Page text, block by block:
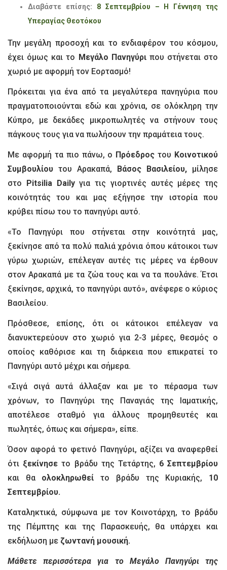
Διαβάστε επίσης: 8 Σεπτεμβρίου – Η Γέννηση της
Υπεραγίας Θεοτόκου
Την μεγάλη προσοχή και το ενδιαφέρον του κόσμου,
έχει όμως και το Μεγάλο Πανηγύριπου στήνεται στο
χωριό με αφορμή τον Εορτασμό!
Πρόκειται για ένα από τα μεγαλύτερα πανηγύρια που
πραγματοποιούνται εδώ και χρόνια, σε ολόκληρη την
Κύπρο, με δεκάδες μικροπωλητές να στήνουν τους
πάγκους τους για να πωλήσουν την πραμάτεια τους.
Με αφορμή τα πιο πάνω, ο Πρόεδρος του Κοινοτικού
Συμβουλίου του Αρακαπά, Βάσος Βασιλείου, μίλησε
στο
Pitsilia Dailyγια τις γιορτινές αυτές μέρες της
κοινότητάς του και μας εξήγησε την ιστορία που
κρύβει πίσω του το πανηγύρι αυτό.
«Το Πανηγύρι που στήνεται στην κοινότητά μας,
ξεκίνησε από τα πολύ παλιά χρόνια όπου κάτοικοι των
γύρω χωριών, επέλεγαν αυτές τις μέρες να έρθουν
στον Αρακαπά με τα ζώα τους και να τα πουλάνε. Έτσι
ξεκίνησε, αρχικά, το πανηγύρι αυτό», ανέφερε ο κύριος
Βασιλείου.
Πρόσθεσε, επίσης, ότι οι κάτοικοι επέλεγαν να
διανυκτερεύουν στο χωριό για 2-3 μέρες, θεσμός ο
οποίος καθόρισε και τη διάρκεια που επικρατεί το
Πανηγύρι αυτό μέχρι και σήμερα.
«Σιγά σιγά αυτά άλλαξαν και με το πέρασμα των
χρόνων, το Πανηγύρι της Παναγιάς της Ιαματικής,
αποτέλεσε σταθμό για άλλους προμηθευτές και
πωλητές, όπως και σήμερα», είπε.
Όσον αφορά το φετινό Πανηγύρι, αξίζει να αναφερθεί
ότι ξεκίνησε το βράδυ της Τετάρτης, 6 Σεπτεμβρίου
και θα ολοκληρωθεί το βράδυ της Κυριακής, 10
Σεπτεμβρίου.
Καταληκτικά, σύμφωνα με τον Κοινοτάρχη, το βράδυ
της Πέμπτης και της Παρασκευής, θα υπάρχει και
εκδήλωση με ζωντανή μουσική.
Μάθετε περισσότερα για το Μεγάλο Πανηγύρι της